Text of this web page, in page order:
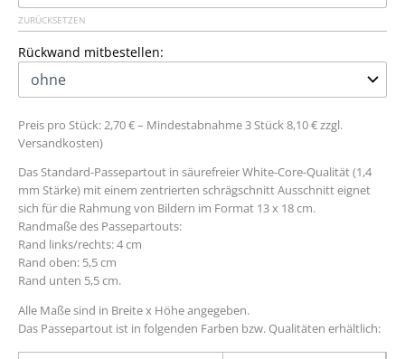
ZURÜCKSETZEN
Rückwand mitbestellen:
Preis pro Stück: 2,70 € – Mindestabnahme 3 Stück 8,10 € zzgl.
Versandkosten)
Das Standard-Passepartout in säurefreier White-Core-Qualität (1,4
mm Stärke) mit einem zentrierten schrägschnitt Ausschnitt eignet
sich für die Rahmung von Bildern im Format 13 x 18 cm.
Randmaße des Passepartouts:
Rand links/rechts: 4 cm
Rand oben: 5,5 cm
Rand unten 5,5 cm.
Alle Maße sind in Breite x Höhe angegeben.
Das Passepartout ist in folgenden Farben bzw. Qualitäten erhältlich: